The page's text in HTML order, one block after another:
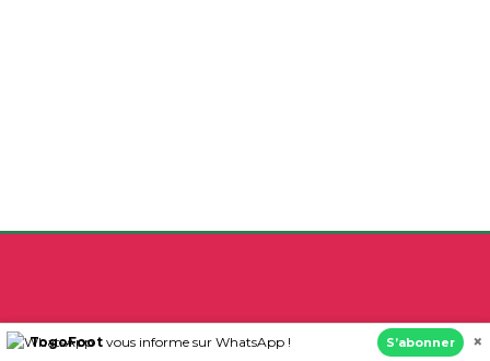
www.togofoot.tg est un site d’informations sportives traitant
TogoFoot vous informe sur WhatsApp ! S’abonner ×